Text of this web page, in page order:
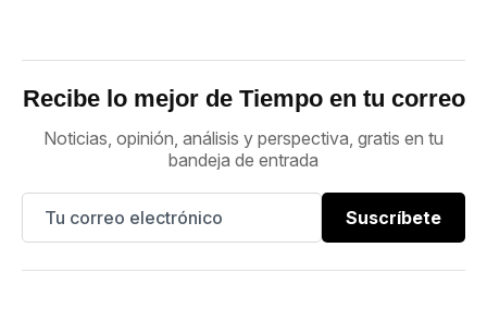
Recibe lo mejor de Tiempo en tu correo
Noticias, opinión, análisis y perspectiva, gratis en tu
bandeja de entrada
Suscríbete